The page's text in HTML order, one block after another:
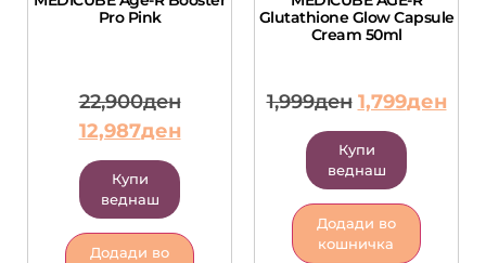
Pro Pink
22,900ден
12,987ден
Купи
веднаш
Додади во
Glutathione Glow Capsule
Cream 50ml
1,999ден 1,799ден
Купи
веднаш
Додади во
кошничка